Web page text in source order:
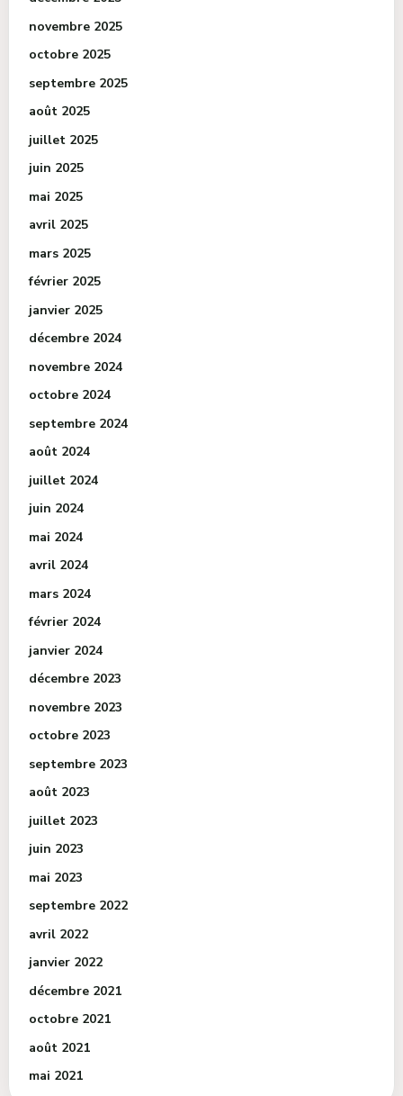
novembre 2025
octobre 2025
septembre 2025
août 2025
juillet 2025
juin 2025
mai 2025
avril 2025
mars 2025
février 2025
janvier 2025
décembre 2024
novembre 2024
octobre 2024
septembre 2024
août 2024
juillet 2024
juin 2024
mai 2024
avril 2024
mars 2024
février 2024
janvier 2024
décembre 2023
novembre 2023
octobre 2023
septembre 2023
août 2023
juillet 2023
juin 2023
mai 2023
septembre 2022
avril 2022
janvier 2022
décembre 2021
octobre 2021
août 2021
mai 2021